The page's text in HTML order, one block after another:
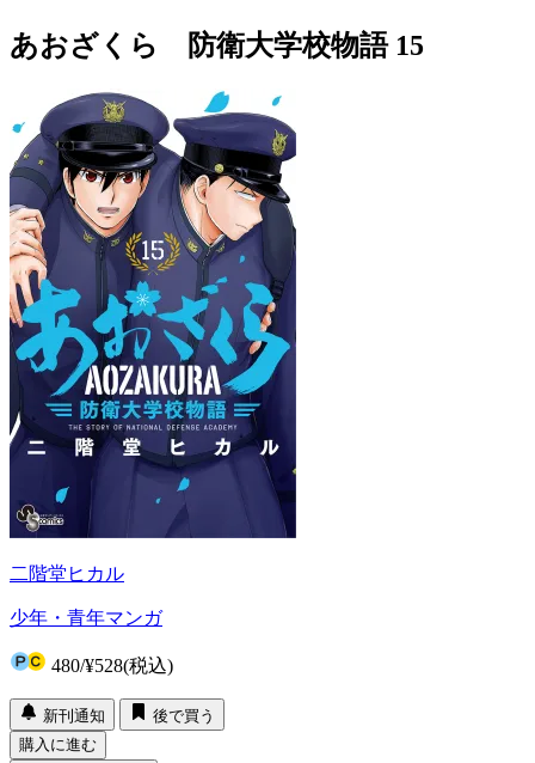
あおざくら 防衛大学校物語 15
二階堂ヒカル
少年・青年マンガ
480/¥528(税込)
新刊通知
後で買う
購入に進む